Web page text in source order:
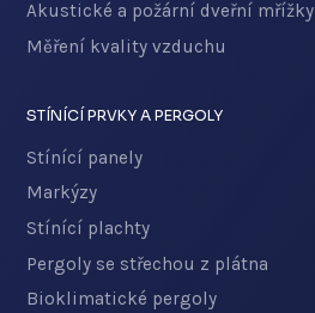
Akustické a požární dveřní mřížky
Měření kvality vzduchu
STÍNÍCÍ PRVKY A PERGOLY
Stínící panely
Markýzy
Stínící plachty
Pergoly se střechou z plátna
Bioklimatické pergoly